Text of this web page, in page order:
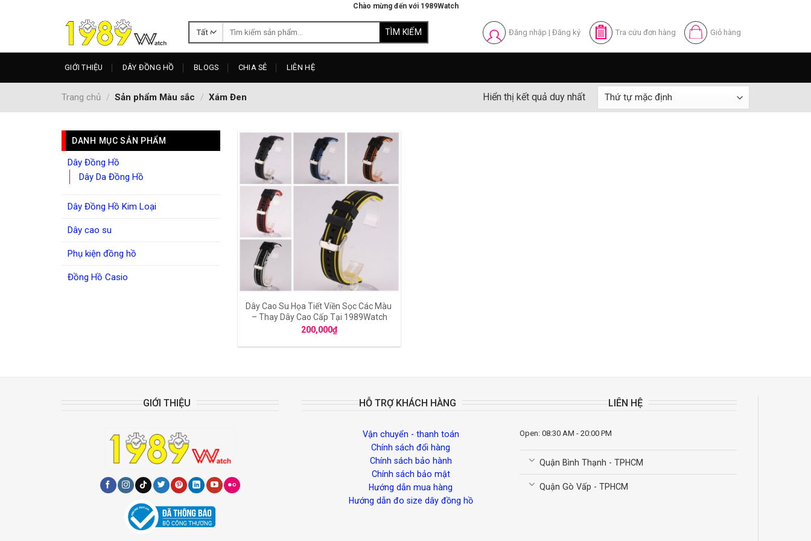
Chào mừng đến với 1989Watch
Tìm
Đăng nhập | Đăng ký Tra cứu đơn hàng Giỏ hàng
GIỚI THIỆU DÂY ĐỒNG HỒ BLOGS CHIA SẺ LIÊN HỆ
Trang chủ / Sản phẩm Màu sắc / Xám Đen Hiển thị kết quả duy nhất
DANH MỤC SẢN PHẨM
Dây Đồng Hồ
Dây Da Đồng Hồ
Dây Đồng Hồ Kim Loại
Dây cao su
Phụ kiện đồng hồ
Đồng Hồ Casio
Dây Cao Su Họa Tiết Viền Sọc Các Màu
– Thay Dây Cao Cấp Tại 1989Watch
200,000₫
GIỚI THIỆU HỖ TRỢ KHÁCH HÀNG
Vận chuyển - thanh toán
Chính sách đổi hàng
Chính sách bảo hành
Chính sách bảo mật
Hướng dẫn mua hàng
Hướng dẫn đo size dây đồng hồ
LIÊN HỆ
Open: 08:30 AM - 20:00 PM
Quận Bình Thạnh - TPHCM
Quận Gò Vấp - TPHCM